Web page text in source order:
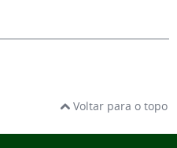
Voltar para o topo